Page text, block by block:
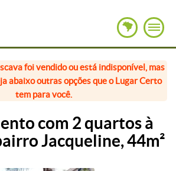
foi vendido ou está indisponível, mas
abaixo outras opções que o Lugar Certo
tem para você.
com 2 quartos à
Jacqueline, 44m²